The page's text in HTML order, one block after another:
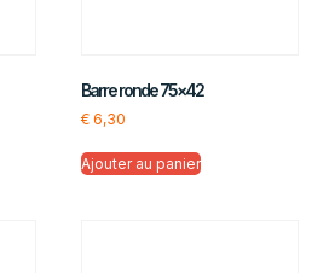
Barre ronde 75×42
€6,30
Ajouter au panier